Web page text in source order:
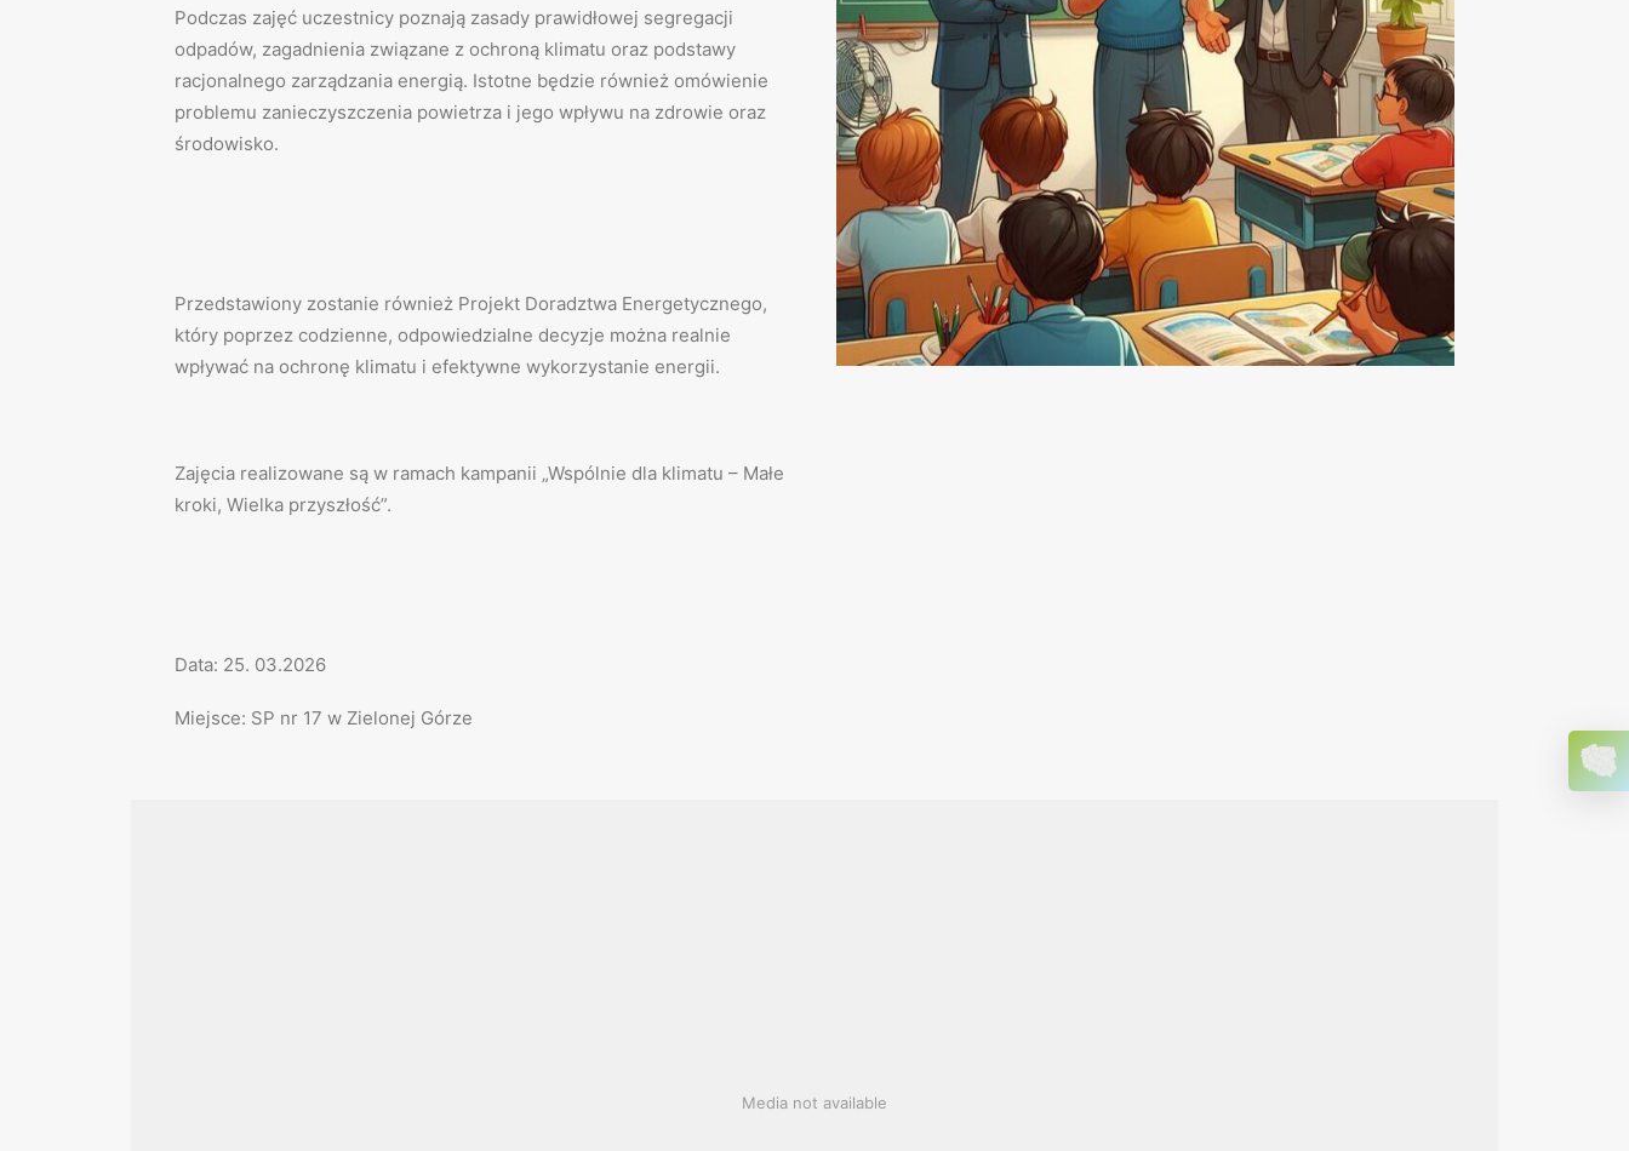
Podczas zajęć uczestnicy poznają zasady prawidłowej segregacji
odpadów, zagadnienia związane z ochroną klimatu oraz podstawy
racjonalnego zarządzania energią. Istotne będzie również omówienie
problemu zanieczyszczenia powietrza i jego wpływu na zdrowie oraz
środowisko.
Przedstawiony zostanie również Projekt Doradztwa Energetycznego,
który poprzez codzienne, odpowiedzialne decyzje można realnie
wpływać na ochronę klimatu i efektywne wykorzystanie energii.
Zajęcia realizowane są w ramach kampanii „Wspólnie dla klimatu – Małe
kroki, Wielka przyszłość”.
Data: 25. 03.2026
Miejsce: SP nr 17 w Zielonej Górze
Media not available